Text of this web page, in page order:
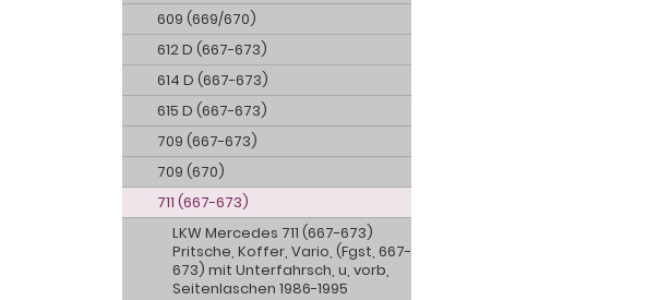
609 (669/670)
612 D (667-673)
614 D (667-673)
615 D (667-673)
709 (667-673)
709 (670)
711 (667-673)
LKW Mercedes 711 (667-673)
Pritsche, Koffer, Vario, (Fgst, 667-
673) mit Unterfahrsch, u, vorb,
Seitenlaschen 1986-1995